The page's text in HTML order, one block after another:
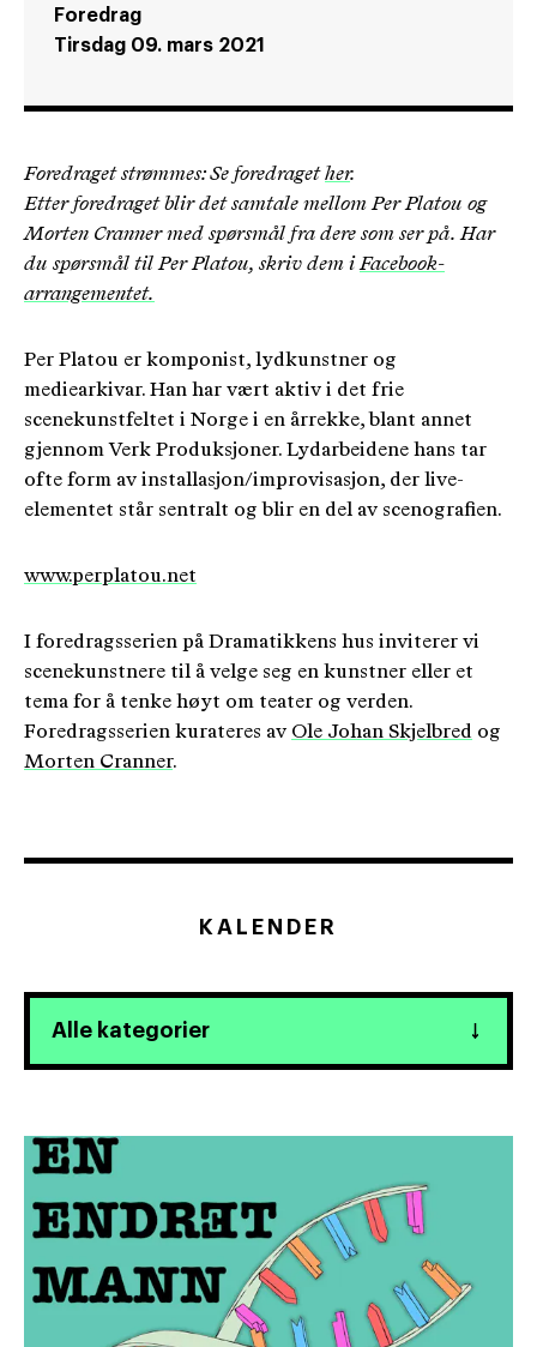
Foredrag
Tirsdag 09. mars 2021
Foredraget strømmes: Se foredragether.
Etter foredraget blir det samtale mellom Per Platou og
Morten Cranner med spørsmål fra dere som ser på. Har
du spørsmål til Per Platou, skriv dem iFacebook-
arrangementet.
Per Platou er komponist, lydkunstner og
mediearkivar. Han har vært aktiv i det frie
scenekunstfeltet i Norge i en årrekke, blant annet
gjennom Verk Produksjoner. Lydarbeidene hans tar
ofte form av installasjon/improvisasjon, der live-
elementet står sentralt og blir en del av scenografien.
www.perplatou.net
I foredragsserien på Dramatikkens hus inviterer vi
scenekunstnere til å velge seg en kunstner eller et
tema for å tenke høyt om teater og verden.
Foredragsserien kurateres av Ole Johan Skjelbred og
Morten Cranner.
KALENDER